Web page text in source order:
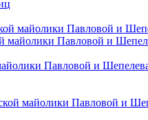
майолики Павловой и
майолики Павловой и
Павловой и
майолики Павловой и